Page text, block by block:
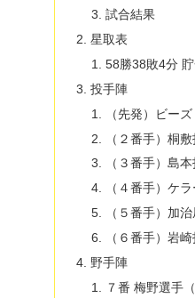
試合結果
星取表
58勝38敗4分 貯
投手陣
（先発）ビー
（２番手）桐
（３番手）島本
（４番手）ケ
（５番手）加
（６番手）岩崎
野手陣
７番 梅野選手（